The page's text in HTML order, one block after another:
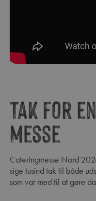
Tak for
messe
Cateringmesse Nord
sige tusind tak til både
som var med til at gøre